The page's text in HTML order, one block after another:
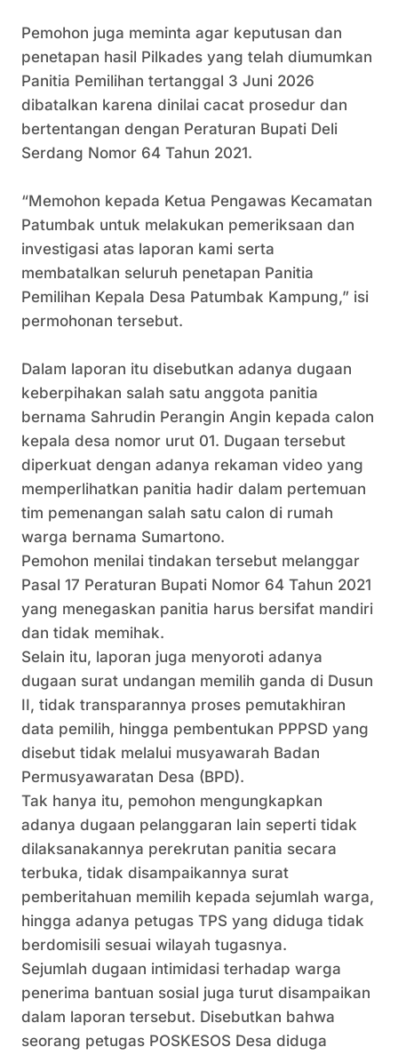
Pemohon juga meminta agar keputusan dan
penetapan hasil Pilkades yang telah diumumkan
Panitia Pemilihan tertanggal 3 Juni 2026
dibatalkan karena dinilai cacat prosedur dan
bertentangan dengan Peraturan Bupati Deli
Serdang Nomor 64 Tahun 2021.
“Memohon kepada Ketua Pengawas Kecamatan
Patumbak untuk melakukan pemeriksaan dan
investigasi atas laporan kami serta
membatalkan seluruh penetapan Panitia
Pemilihan Kepala Desa Patumbak Kampung,” isi
permohonan tersebut.
Dalam laporan itu disebutkan adanya dugaan
keberpihakan salah satu anggota panitia
bernama Sahrudin Perangin Angin kepada calon
kepala desa nomor urut 01. Dugaan tersebut
diperkuat dengan adanya rekaman video yang
memperlihatkan panitia hadir dalam pertemuan
tim pemenangan salah satu calon di rumah
warga bernama Sumartono.
Pemohon menilai tindakan tersebut melanggar
Pasal 17 Peraturan Bupati Nomor 64 Tahun 2021
yang menegaskan panitia harus bersifat mandiri
dan tidak memihak.
Selain itu, laporan juga menyoroti adanya
dugaan surat undangan memilih ganda di Dusun
II, tidak transparannya proses pemutakhiran
data pemilih, hingga pembentukan PPPSD yang
disebut tidak melalui musyawarah Badan
Permusyawaratan Desa (BPD).
Tak hanya itu, pemohon mengungkapkan
adanya dugaan pelanggaran lain seperti tidak
dilaksanakannya perekrutan panitia secara
terbuka, tidak disampaikannya surat
pemberitahuan memilih kepada sejumlah warga,
hingga adanya petugas TPS yang diduga tidak
berdomisili sesuai wilayah tugasnya.
Sejumlah dugaan intimidasi terhadap warga
penerima bantuan sosial juga turut disampaikan
dalam laporan tersebut. Disebutkan bahwa
seorang petugas POSKESOS Desa diduga